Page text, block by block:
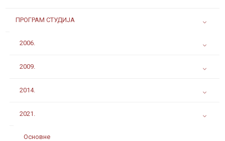
ПРОГРАМ СТУДИЈА
2006.
2009.
2014.
2021.
Основне